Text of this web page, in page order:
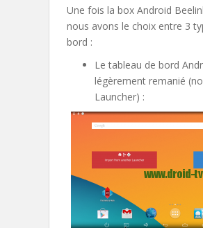
Une fois la box Android
nous avons le choix entre 3
bord :
Le tableau de bord
légèrement remanié
Launcher) :